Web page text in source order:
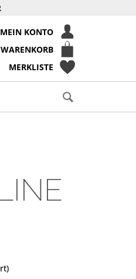
MEIN KONTO
WARENKORB
MERKLISTE